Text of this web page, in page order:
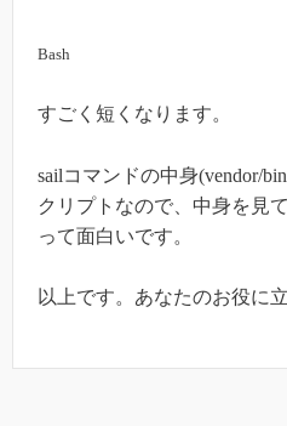
Bash
すごく短くなります。
sailコマンドの中身(vendor/
クリプトなので、中身を見
って面白いです。
以上です。あなたのお役に